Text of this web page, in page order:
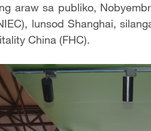
araw sa publiko,
lunsod Shanghai,
China (FHC).